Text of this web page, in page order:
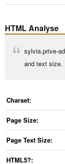
HTML Analyse
sylvia.prive-
and text size.
Charset:
Page Size:
Page Text Size:
HTML5?: